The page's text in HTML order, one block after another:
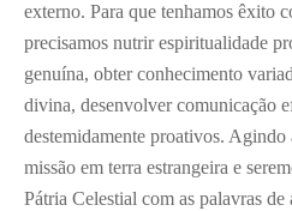
externo. Para que tenhamos êxito
precisamos nutrir espiritualidade
genuína, obter conhecimento
divina, desenvolver comunicação
destemidamente proativos. Agindo
missão em terra estrangeira e
Pátria Celestial com as palavras